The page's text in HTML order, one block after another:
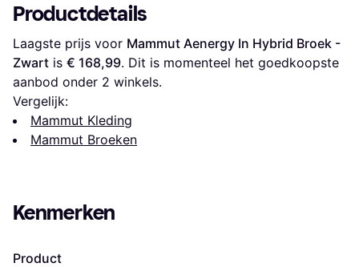
Productdetails
Laagste prijs voor Mammut Aenergy In Hybrid Broek -
Zwart is € 168,99. Dit is momenteel het goedkoopste
aanbod onder 2 winkels.
Vergelijk:
Mammut Kleding
Mammut Broeken
Kenmerken
Product